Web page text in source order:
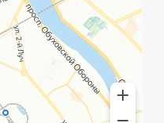
Контакты
до 21:00